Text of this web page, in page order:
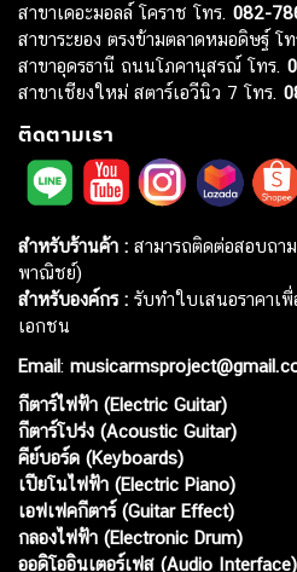
สาขาเดอะมอลล์ โคราช โทร. 082-
สาขาระยอง ตรงข้ามตลาดหมอดิษฐ์ โท
สาขาอุดรธานี ถนนโภคานุสรณ์ โทร.
สาขาเชียงใหม่ สตาร์เอวีนิว 7 โทร.
ติดตามเรา
สำหรับร้านค้า : สามารถติดต่อสอบถา
พาณิชย์)
สำหรับองค์กร : รับทำใบเสนอราคาเพื่
เอกชน
Email:
กีตาร์ไฟฟ้า (Electric Guitar)
กีตาร์โปร่ง (Acoustic Guitar)
คีย์บอร์ด (Keyboards)
เปียโนไฟฟ้า (Electric Piano)
เอฟเฟคกีตาร์ (Guitar Effect)
กลองไฟฟ้า (Electronic Drum)
ออดิโออินเตอร์เฟส (Audio Interface)